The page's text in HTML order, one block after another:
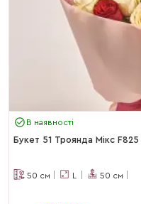
В наявності
Букет 51 Троянда Мікс F825
50 см L 50 см